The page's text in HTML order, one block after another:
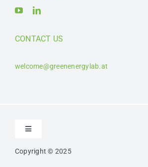
CONTACT US
welcome@greenenergylab.at
Toggle
Kontakt
Copyright © 2025